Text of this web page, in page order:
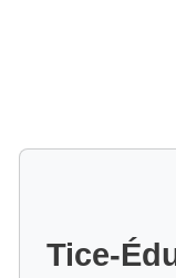
Tice-